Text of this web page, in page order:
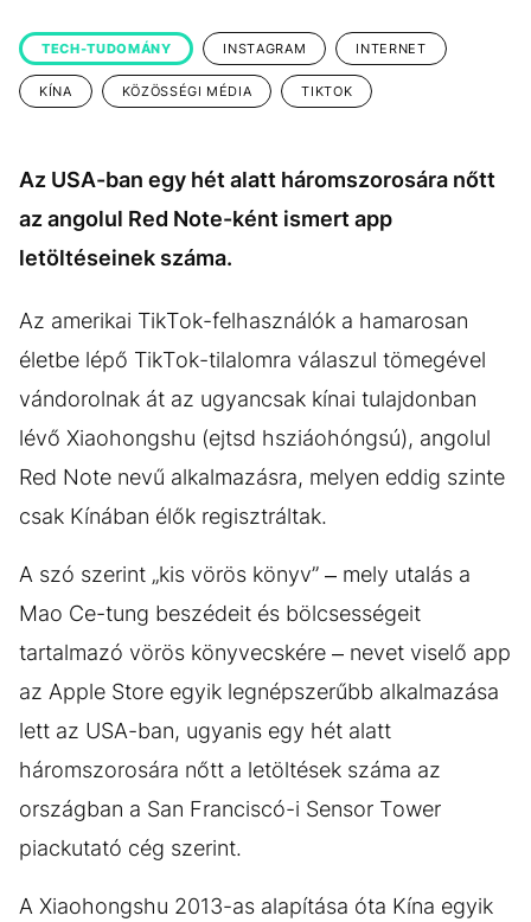
ÉLETMÓD DESIGN
BESZÉLGETÉSEK ARCOK
TECH-TUDOMÁNY INSTAGRAM INTERNET
KÍNA KÖZÖSSÉGI MÉDIA TIKTOK
Az USA-ban egy hét alatt háromszorosára nőtt
az angolul Red Note-ként ismert app
letöltéseinek száma.
Az amerikai TikTok-felhasználók a hamarosan
életbe lépő TikTok-tilalomra válaszul tömegével
vándorolnak át az ugyancsak kínai tulajdonban
lévő Xiaohongshu (ejtsd hsziáohóngsú), angolul
Red Note nevű alkalmazásra, melyen eddig szinte
csak Kínában élők regisztráltak.
A szó szerint „kis vörös könyv” – mely utalás a
Mao Ce-tung beszédeit és bölcsességeit
tartalmazó vörös könyvecskére – nevet viselő app
az Apple Store egyik legnépszerűbb alkalmazása
lett az USA-ban, ugyanis egy hét alatt
háromszorosára nőtt a letöltések száma az
országban a San Franciscó-i Sensor Tower
piackutató cég szerint.
A Xiaohongshu 2013-as alapítása óta Kína egyik